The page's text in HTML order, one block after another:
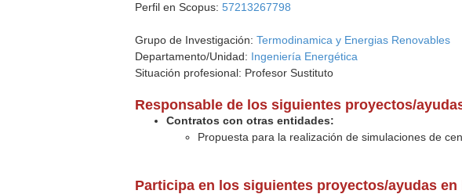
Perfil en Scopus:57213267798
Grupo de Investigación:Termodinamica y Energias Renovables
Departamento/Unidad: Ingeniería Energética
Situación profesional: Profesor Sustituto
Responsable de los siguientes proyectos/
Contratos con otras entidades:
Propuesta para la realización de simulaciones de
Participa en los siguientes proyectos/ayudas en